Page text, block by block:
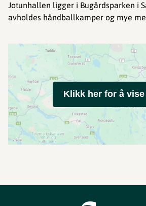
Jotunhallen ligger i Bugårdsparken i
avholdes håndballkamper og mye
Klikk her for å